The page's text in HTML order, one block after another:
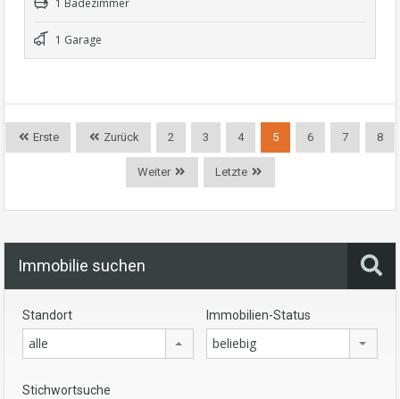
1 Badezimmer
1 Garage
Erste Zurück 2 3 4 5 6 7 8
Weiter Letzte
Immobilie suchen
Standort
alle
Immobilien-Status
beliebig
Stichwortsuche